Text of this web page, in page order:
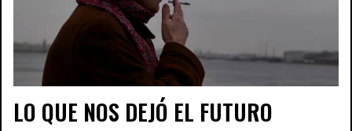
LO QUE NOS DEJÓ EL FUTURO